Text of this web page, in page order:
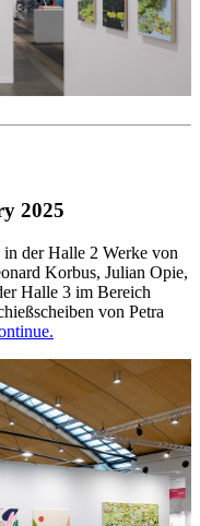
2025
in der Halle 2 Werke von
Korbus, Julian Opie,
Halle 3 im Bereich
von Petra